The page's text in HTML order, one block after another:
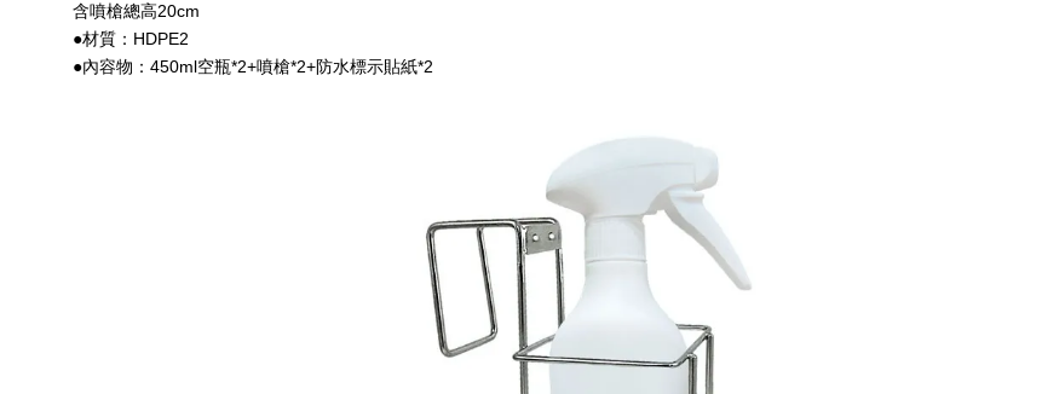
含噴槍總高20cm
●材質：HDPE2
●內容物：450ml空瓶*2+噴槍*2+防水標示貼紙*2